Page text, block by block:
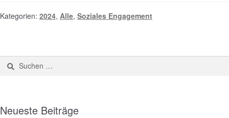
Kategorien: 2024, Alle, Soziales Engagement
Neueste Beiträge